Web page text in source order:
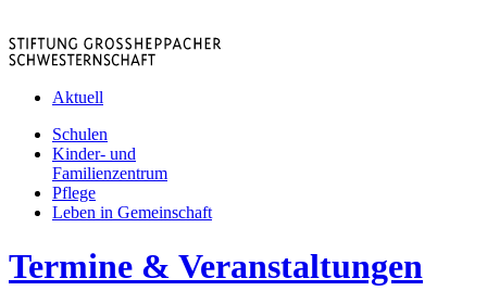
Aktuell
Schulen
Kinder- und
Familienzentrum
Pflege
Leben in Gemeinschaft
Termine & Veranstaltungen